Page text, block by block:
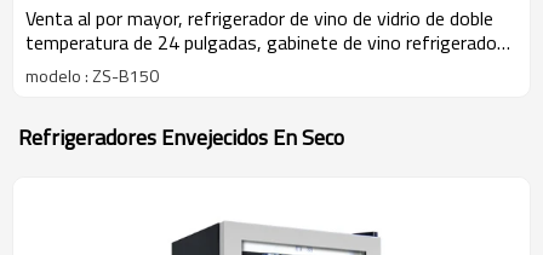
Venta al por mayor, refrigerador de vino de vidrio de doble
temperatura de 24 pulgadas, gabinete de vino refrigerado
de enfriamiento rápido ZS-B150 con madera de haya
modelo : ZS-B150
Refrigeradores Envejecidos En Seco